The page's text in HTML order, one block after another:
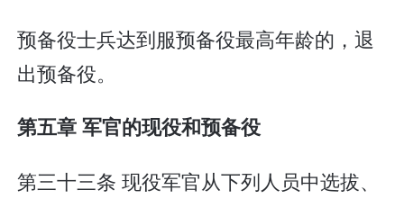
预备役士兵达到服预备役最高年龄的，退
出预备役。
第五章 军官的现役和预备役
第三十三条 现役军官从下列人员中选拔、